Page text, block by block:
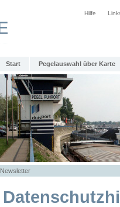
Hilfe
Start Pegelauswahl über Karte
Newsletter